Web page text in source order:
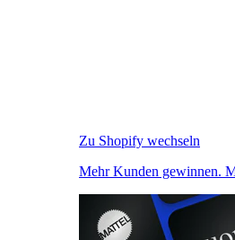
Zu Shopify wechseln
Mehr Kunden gewinnen.